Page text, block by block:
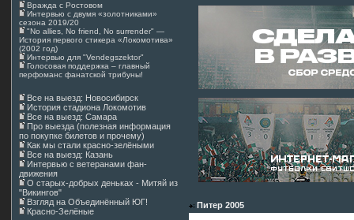
Вражда с Ростовом
Интервью с двумя «золотниками»
сезона 2019/20
"No allies, No friend, No surrender" —
История первого стикера «Локомотива»
(2002 год)
Интервью для "Vendegszektor"
Голосовая поддержка – главный
перфоманс фанатской трибуны!
Все на выезд: Новосибирск
История стадиона Локомотив
Все на выезд: Самара
Про выезда (полезная информация
по покупке билетов и прочему)
Как мы стали красно-зелёными
Все на выезд: Казань
Интервью с ветеранами фан-
движения
О старых-добрых деньках - Митяй из
"Викингов"
Взгляд на Объединённый ЮГ!
Красно-Зелёные
Питер 2005